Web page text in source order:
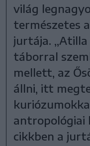
világ
természetes
jurtája. „Atilla
táborral
mellett, az
állni, itt
antropológiai
cikkben a